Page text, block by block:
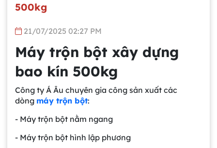
500kg
21/07/2025 02:27 PM
Máy trộn bột xây dựng
bao kín 500kg
Công ty Á Âu chuyên gia công sản xuất các
dòng máy trộn bột:
- Máy trộn bột nằm ngang
- Máy trộn bột hình lập phương